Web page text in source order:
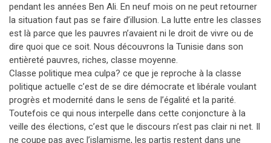
pendant les années Ben Ali. En neuf mois on ne peut retourner
la situation faut pas se faire d’illusion. La lutte entre les classes
est là parce que les pauvres n’avaient ni le droit de vivre ou de
dire quoi que ce soit. Nous découvrons la Tunisie dans son
entièreté pauvres, riches, classe moyenne.
Classe politique mea culpa? ce que je reproche à la classe
politique actuelle c’est de se dire démocrate et libérale voulant
progrès et modernité dans le sens de l’égalité et la parité.
Toutefois ce qui nous interpelle dans cette conjoncture à la
veille des élections, c’est que le discours n’est pas clair ni net. Il
ne coupe pas avec l’islamisme, les partis restent dans une